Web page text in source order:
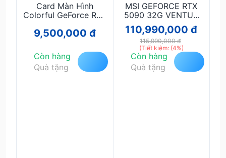
Card Màn Hình
Colorful GeForce RTX
Card – Hiệu Năng
Mạnh, Ray Tracing,
12GB GDDR6
9,500,000 đ
Còn hàng
Quà tặng
MSI GEFORCE RTX
5090 32G VENTUS
3X OC
110,990,000 đ
115,990,000 đ
(Tiết kiệm: (4%)
Còn hàng
Quà tặng